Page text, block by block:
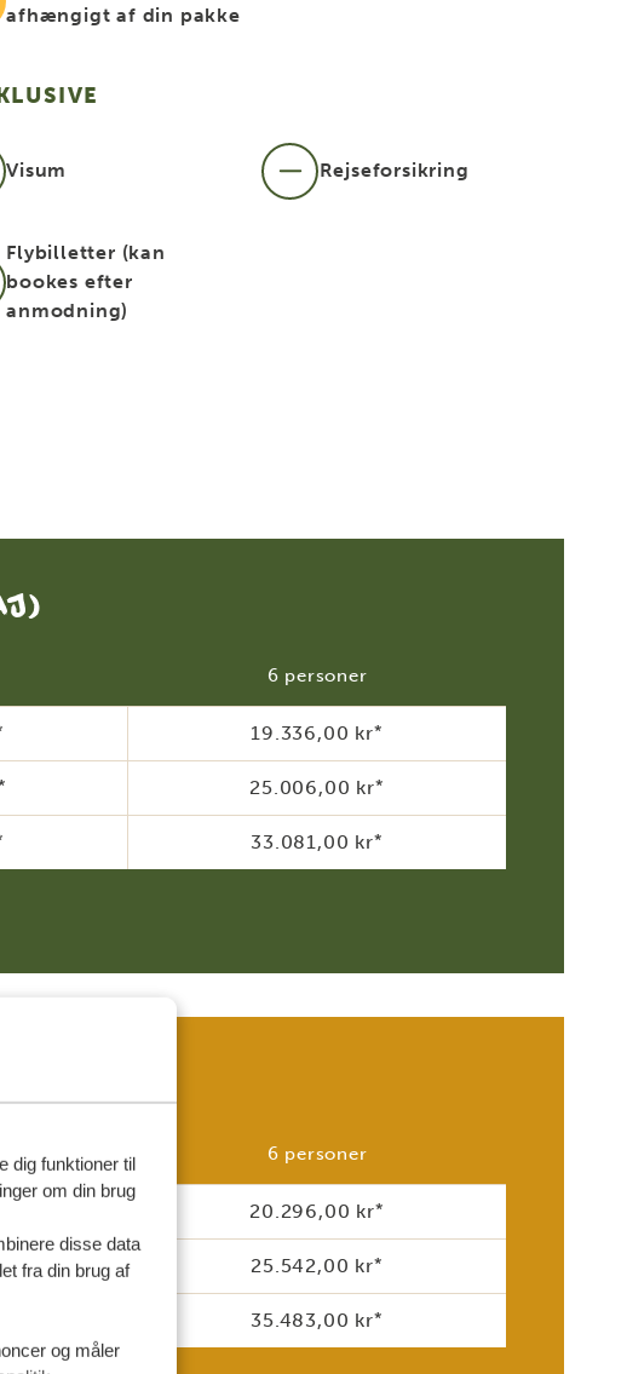
dig funktioner til
om din brug
disse data
fra din brug af
og måler
afhængigt af din pakke
Visum Rejseforsikring
Flybilletter (kan
bookes efter
anmodning)
6 personer
19.336,00 kr*
25.006,00 kr*
33.081,00 kr*
6 personer
20.296,00 kr*
25.542,00 kr*
35.483,00 kr*